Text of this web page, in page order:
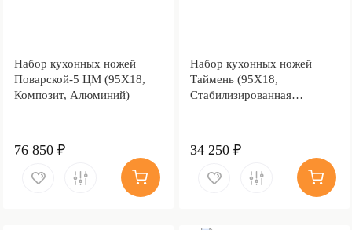
Набор кухонных ножей
Поварской-5 ЦМ (95Х18,
Композит, Алюминий)
76 850 ₽
Набор кухонных ножей
Таймень (95Х18,
Стабилизированная
34 250 ₽